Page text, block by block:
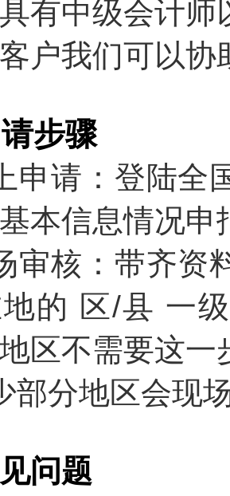
有中级会计
户我们可以
步骤
申请：登陆全
本信息情况申
审核：带齐资
的 区/县 一
地区不需要这一
部分地区会现
问题